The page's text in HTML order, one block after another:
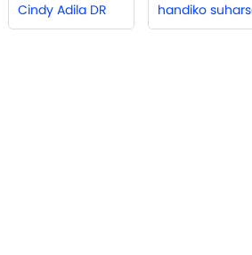
Cindy Adila DR handiko